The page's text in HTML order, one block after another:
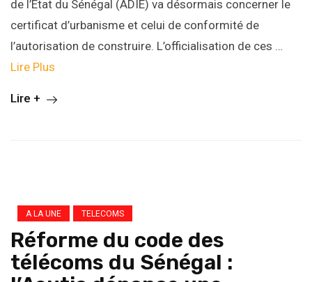
de l’Etat du Sénégal (ADIE) va désormais concerner le
certificat d’urbanisme et celui de conformité de
l’autorisation de construire. L’officialisation de ces …
Lire Plus
Lire +
A LA UNE TELECOMS
Réforme du code des
télécoms du Sénégal :